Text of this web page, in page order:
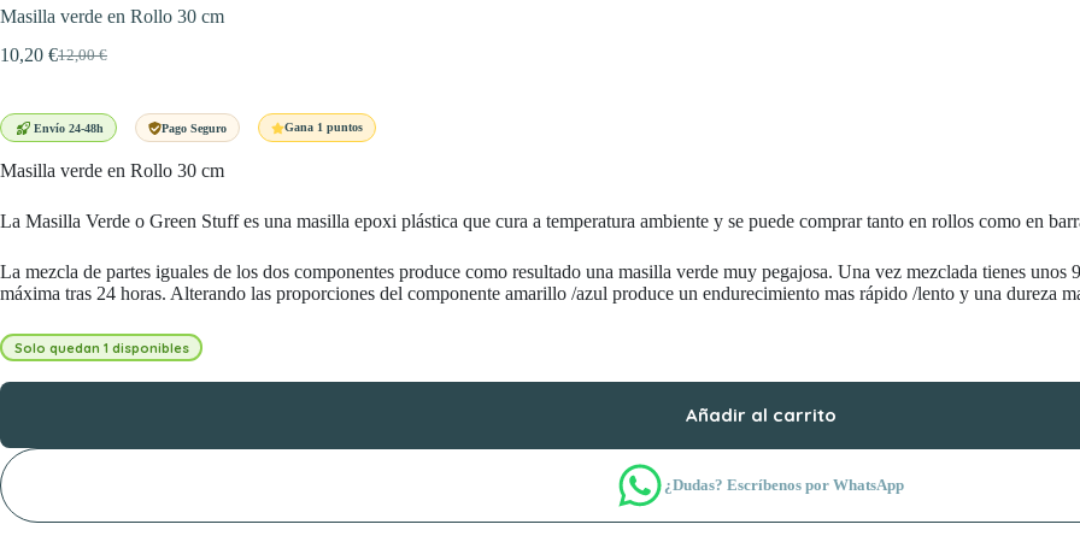
Masilla verde en Rollo 30 cm
12,00€
El
era:
10,20 €El
es:
Envío 24-48h Pago Seguro Gana 1 puntos
Masilla verde en Rollo 30 cm
La Masilla Verde o Green Stuff es una masilla epoxi plástica que cura a temperatura ambiente y se puede comprar tanto en rollos como en
La mezcla de partes iguales de los dos componentes produce como resultado una masilla verde muy pegajosa. Una vez mezclada tienes
máxima tras 24 horas. Alterando las proporciones del componente amarillo /azul produce un endurecimiento mas rápido /lento y una dureza
Solo quedan 1 disponibles
Añadir al carrito
¿Dudas? Escríbenos por WhatsApp